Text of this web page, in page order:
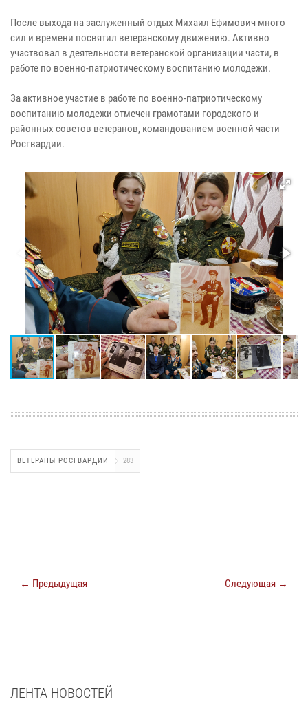
После выхода на заслуженный отдых Михаил Ефимович много
сил и времени посвятил ветеранскому движению. Активно
участвовал в деятельности ветеранской организации части, в
работе по военно-патриотическому воспитанию молодежи.
За активное участие в работе по военно-патриотическому
воспитанию молодежи отмечен грамотами городского и
районных советов ветеранов, командованием военной части
Росгвардии.
ВЕТЕРАНЫ РОСГВАРДИИ 283
← Предыдущая Следующая →
ЛЕНТА НОВОСТЕЙ